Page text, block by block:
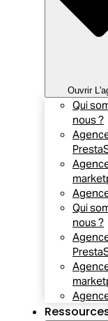
Ouvrir
Qui
nous ?
Qui
nous ?